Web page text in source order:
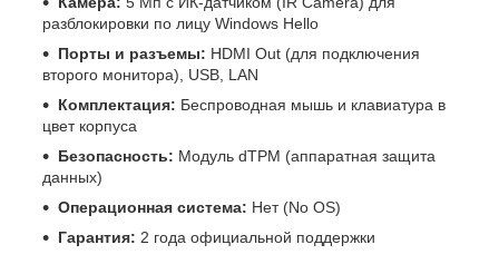
разблокировки по лицу Windows Hello
Порты и разъемы: HDMI Out (для подключения
второго монитора), USB, LAN
Комплектация: Беспроводная мышь и клавиатура в
цвет корпуса
Безопасность: Модуль dTPM (аппаратная защита
данных)
Операционная система: Нет (No OS)
Гарантия: 2 года официальной поддержки